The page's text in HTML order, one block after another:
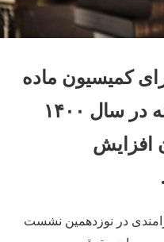
کمیسیون ماده
۱۰۰ و الزام صدور پروانه در سال ۱۴۰۰
افزایش
در نوزدهمین نشست